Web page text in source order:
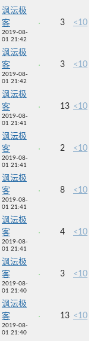
沨沄极
客
2019-08-
01 21:42
3 <10
沨沄极
客
2019-08-
01 21:42
3 <10
沨沄极
客
2019-08-
01 21:41
13 <10
沨沄极
客
2019-08-
01 21:41
2 <10
沨沄极
客
2019-08-
01 21:41
8 <10
沨沄极
客
2019-08-
01 21:41
4 <10
沨沄极
客
2019-08-
01 21:40
3 <10
沨沄极
客
2019-08-
01 21:40
13 <10